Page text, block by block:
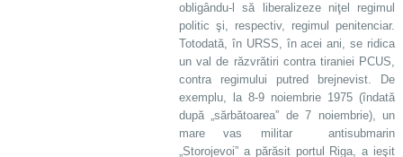
obligându-l să liberalizeze niţel regimul
politic şi, respectiv, regimul penitenciar.
Totodată, în URSS, în acei ani, se ridica
un val de răzvrătiri contra tiraniei PCUS,
contra regimului putred brejnevist. De
exemplu, la 8-9 noiembrie 1975 (îndată
după „sărbătoarea” de 7 noiembrie), un
mare vas militar antisubmarin
„Storojevoi” a părăsit portul Riga, a ieşit